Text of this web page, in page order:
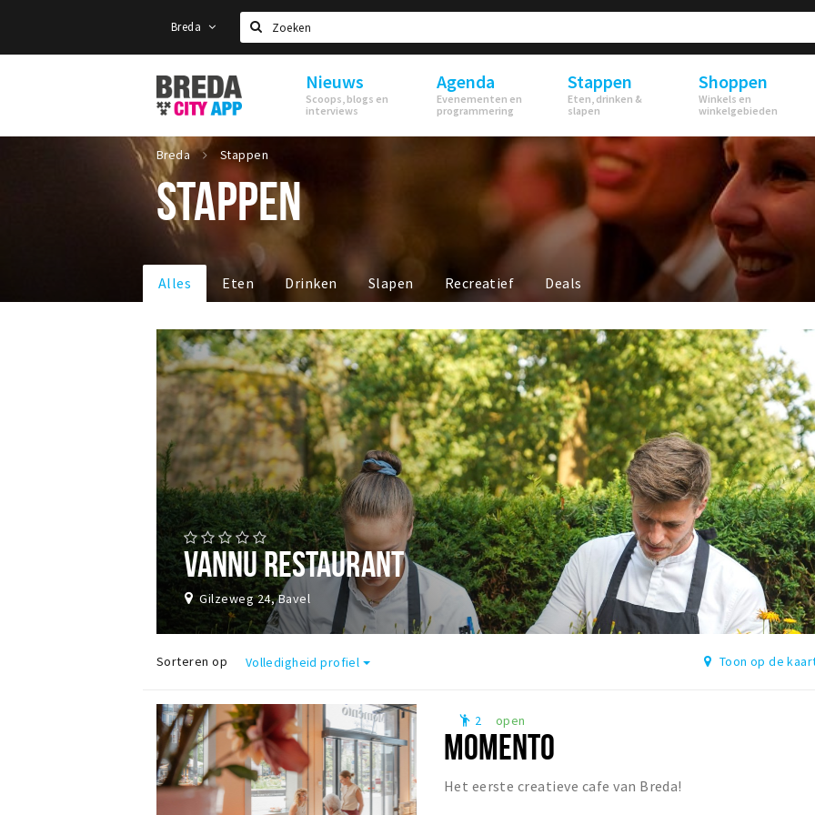
Breda
Zoeken
Stappen
&
Shoppen
Breda
Nieuws
Scoops, blogs en
interviews
Agenda
Evenementen en
programmering
Stappen
Eten, drinken &
slapen
Shoppen
Winkels en
winkelgebieden
Breda Stappen
STAPPEN
Alles Eten Drinken Slapen Recreatief Deals
VANNU RESTAURANT
Gilzeweg 24, Bavel
Sorteren op Volledigheid profiel Toon op de
emoji_people 2 open
MOMENTO
Het eerste creatieve cafe van Breda!